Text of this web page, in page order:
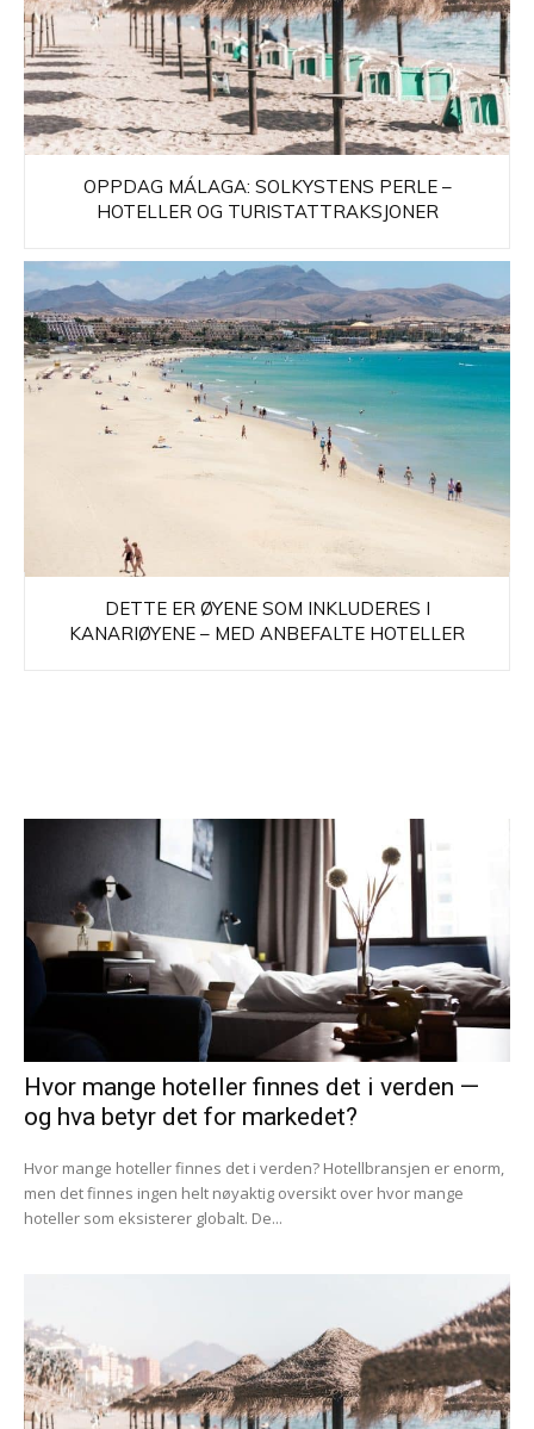
OPPDAG MÁLAGA: SOLKYSTENS PERLE –
HOTELLER OG TURISTATTRAKSJONER
DETTE ER ØYENE SOM INKLUDERES I
KANARIØYENE – MED ANBEFALTE HOTELLER
Hvor mange hoteller finnes det i verden —
og hva betyr det for markedet?
Hvor mange hoteller finnes det i verden? Hotellbransjen er enorm,
men det finnes ingen helt nøyaktig oversikt over hvor mange
hoteller som eksisterer globalt. De...